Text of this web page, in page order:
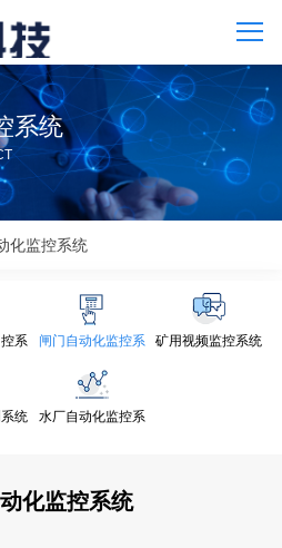
系统
化监控系统
系
闸门自动化监控系
矿用视频监控系统
统
水厂自动化监控系
化监控系统